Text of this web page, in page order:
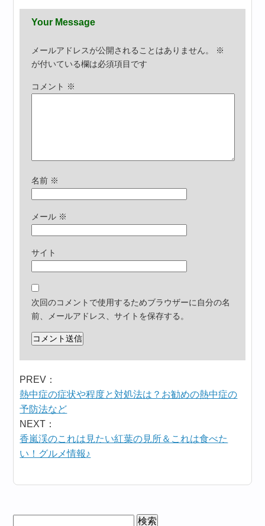
Your Message
メールアドレスが公開されることはありません。
※
が付いている欄は必須項目です
コメント ※
名前 ※
メール ※
サイト
次回のコメントで使用するためブラウザーに自分の名
前、メールアドレス、サイトを保存する。
PREV：
熱中症の症状や程度と対処法は？お勧めの熱中症の
予防法など
NEXT：
香嵐渓のこれは見たい紅葉の見所＆これは食べた
い！グルメ情報♪